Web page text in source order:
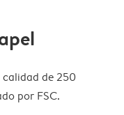
de 250
por FSC.